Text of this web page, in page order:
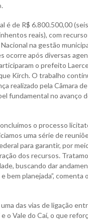
é de R$ 6.800.500,00
reais), com
na gestão
ocorre após diversas
o prefeito
Kirch. O trabalho
realizado pela Câmara
fundamental no avanço
o processo
uma série de
para garantir, por
dos recursos.
buscando dar
bem planejada”, comenta
das vias de ligação
o Vale do Caí, o que